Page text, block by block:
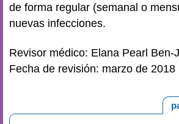
de forma regular (semanal o
nuevas infecciones.
Revisor médico: Elana Pearl Ben-
Fecha de revisión: marzo de 2018